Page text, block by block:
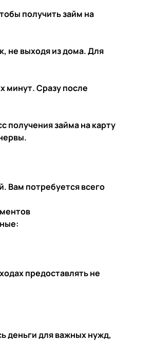
получить займ на
не выходя из дома. Для
минут. Сразу после
получения займа на карту
Вам потребуется всего
предоставлять не
деньги для важных нужд,